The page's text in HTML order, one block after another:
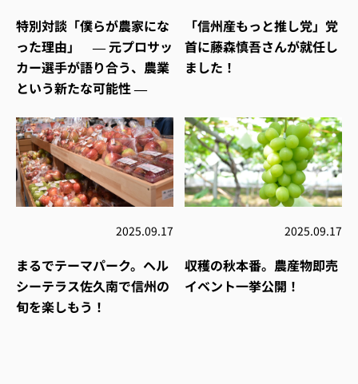
特別対談「僕らが農家にな
った理由」 ― 元プロサッ
カー選手が語り合う、農業
という新たな可能性 ―
「信州産もっと推し党」党
首に藤森慎吾さんが就任し
ました！
2025.09.17
まるでテーマパーク。ヘル
シーテラス佐久南で信州の
旬を楽しもう！
2025.09.17
収穫の秋本番。農産物即売
イベント一挙公開！